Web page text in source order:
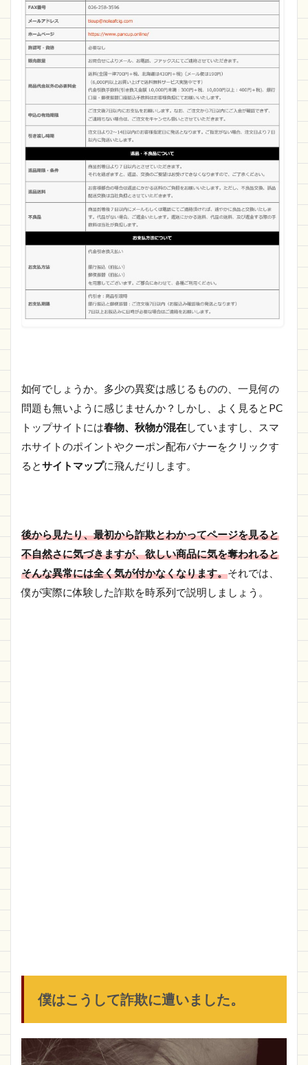
如何でしょうか。多少の異変は感じるものの、一見何の
問題も無いように感じませんか？しかし、よく見るとPC
トップサイトには春物、秋物が混在していますし、スマ
ホサイトのポイントやクーポン配布バナーをクリックす
るとサイトマップに飛んだりします。
後から見たり、最初から詐欺とわかってページを見ると
不自然さに気づきますが、欲しい商品に気を奪われると
そんな異常には全く気が付かなくなります。それでは、
僕が実際に体験した詐欺を時系列で説明しましょう。
僕はこうして詐欺に遭いました。